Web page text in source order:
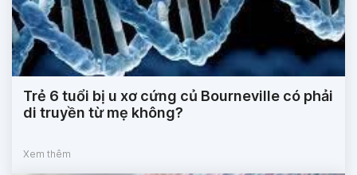
Trẻ 6 tuổi bị u xơ cứng củ Bourneville có phải
di truyền từ mẹ không?
Xem thêm